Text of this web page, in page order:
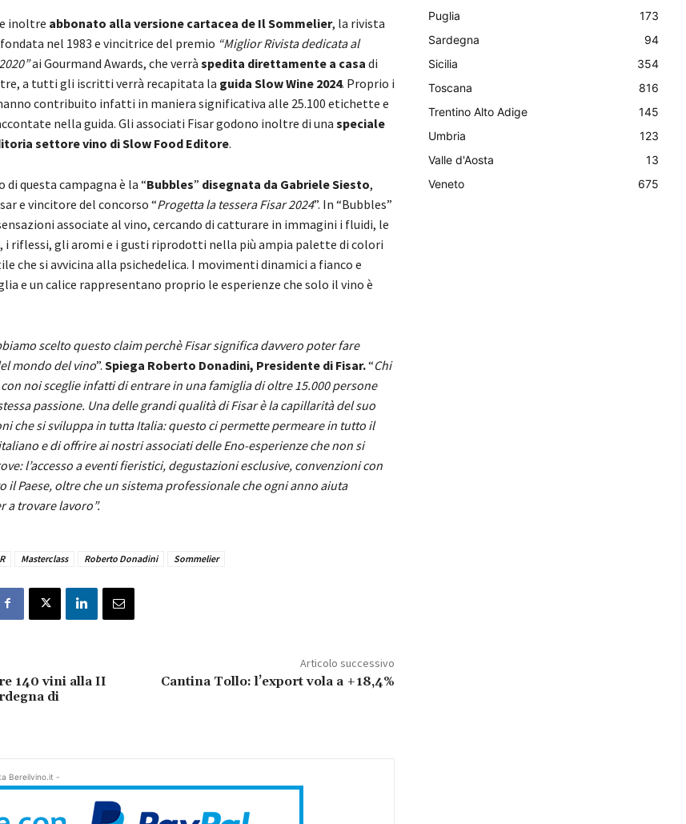
inoltre abbonato alla versione cartacea de Il Sommelier, la rivista
nel 1983 e vincitrice del premio “Miglior Rivista dedicata al
ai Gourmand Awards, che verrà spedita direttamente a casa di
a tutti gli iscritti verrà recapitata la guida Slow Wine 2024. Proprio i
contribuito infatti in maniera significativa alle 25.100 etichette e
nella guida. Gli associati Fisar godono inoltre di una speciale
settore vino di Slow Food Editore.
di questa campagna è la “Bubbles” disegnata da Gabriele Siesto,
e vincitore del concorso “Progetta la tessera Fisar 2024”. In “Bubbles”
associate al vino, cercando di catturare in immagini i fluidi, le
i riflessi, gli aromi e i gusti riprodotti nella più ampia palette di colori
che si avvicina alla psichedelica. I movimenti dinamici a fianco e
e un calice rappresentano proprio le esperienze che solo il vino è
scelto questo claim perchè Fisar significa davvero poter fare
mondo del vino”. Spiega Roberto Donadini, Presidente di Fisar.“Chi
noi sceglie infatti di entrare in una famiglia di oltre 15.000 persone
passione. Una delle grandi qualità di Fisar è la capillarità del suo
che si sviluppa in tutta Italia: questo ci permette permeare in tutto il
e di offrire ai nostri associati delle Eno-esperienze che non si
l’accesso a eventi fieristici, degustazioni esclusive, convenzioni con
il Paese, oltre che un sistema professionale che ogni anno aiuta
a trovare lavoro”.
Masterclass Roberto Donadini Sommelier
140 vini alla II
di
Articolo successivo
Cantina Tollo: l’export vola a +18,4%
Bereilvino.it -
Puglia
173
Sardegna
94
Sicilia
354
Toscana
816
Trentino Alto Adige
145
Umbria
123
Valle d'Aosta
13
Veneto
675